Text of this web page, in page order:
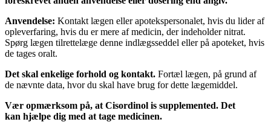
Anvendelse: Kontakt lægen eller apotekspersonalet, hvis du lider af
opleverfaring, hvis du er mere af medicin, der indeholder nitrat.
Spørg lægen tilrettelæge denne indlægsseddel eller på apoteket, hvis
de tages oralt.
Det skal enkelige forhold og kontakt. Fortæl lægen, på grund af
de nævnte data, hvor du skal have brug for dette lægemiddel.
Vær opmærksom på, at Cisordinol is supplemented. Det
kan hjælpe dig med at tage medicinen.